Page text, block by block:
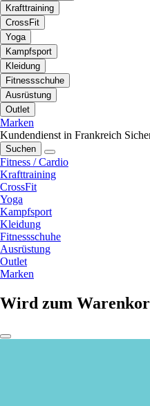
Krafttraining
CrossFit
Yoga
Kampfsport
Kleidung
Fitnessschuhe
Ausrüstung
Outlet
Marken
Kundendienst in Frankreich
Suchen
Fitness / Cardio
Krafttraining
CrossFit
Yoga
Kampfsport
Kleidung
Fitnessschuhe
Ausrüstung
Outlet
Marken
Wird zum